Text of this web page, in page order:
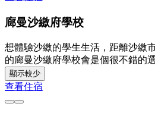
廊曼沙繳府學校
想體驗沙繳的學生生活，距離沙繳
的廊曼沙繳府學校會是個很不錯的選
顯示較少
查看住宿